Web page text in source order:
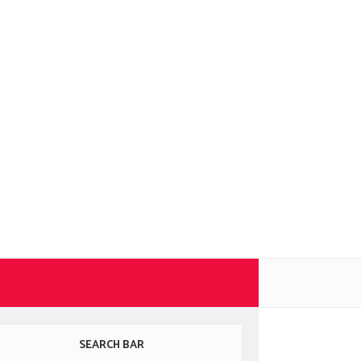
SEARCH BAR